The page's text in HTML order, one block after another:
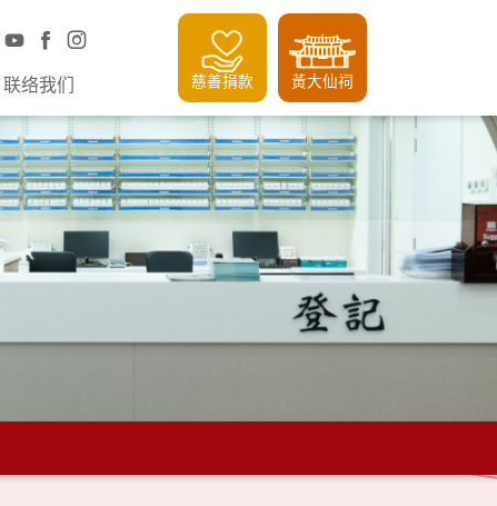
联络我们 慈善捐款 黃大仙祠